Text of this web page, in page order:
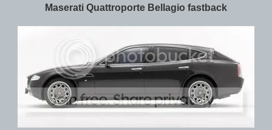
Maserati Quattroporte Bellagio fastback